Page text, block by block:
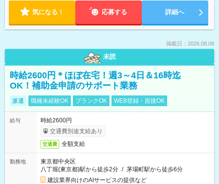
気になる！ 応募する 詳細へ
掲載日：2026.08.08
未読
時給2600円＊ほぼ在宅！週3～4日＆16時迄
OK！補助金申請のサポート業務
派遣 職種未経験OK ブランクOK WEB登録・面接OK
給与
時給2600円
交通費別途支給あり
交通費 全額支給
勤務地
東京都中央区
八丁堀(東京都)駅から徒歩2分 / 茅場町駅から徒歩6分
建設業界向けのAIサービスの提供など